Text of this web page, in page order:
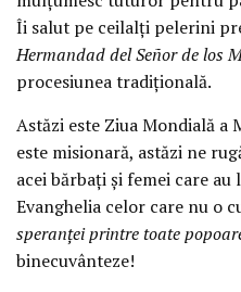
Îi salut pe ceilalți pelerini
Hermandad del Señor de los
procesiunea tradițională.
Astăzi este Ziua Mondială a
este misionară, astăzi ne
acei bărbați și femei care
Evanghelia celor care nu o
speranței printre toate
binecuvânteze!